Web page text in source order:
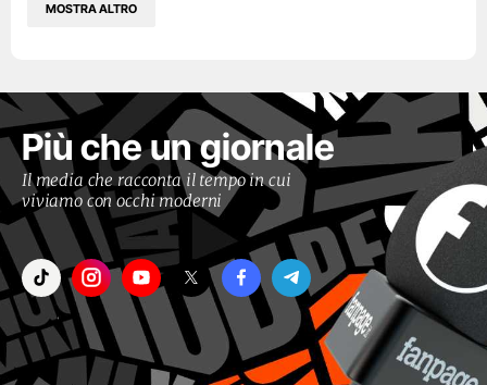
MOSTRA ALTRO
Più che un giornale
Il media che racconta il tempo in cui
viviamo con occhi moderni